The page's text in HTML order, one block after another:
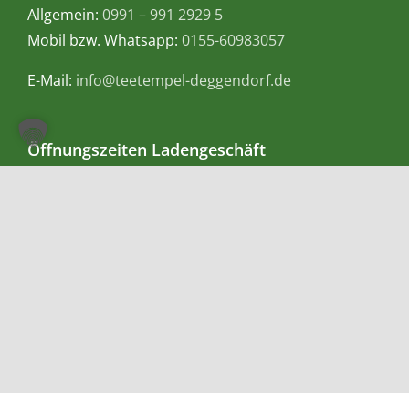
Allgemein: 0991 – 991 2929 5
Mobil bzw. Whatsapp: 0155-60983057
E-Mail: info@teetempel-deggendorf.de
Öffnungszeiten Ladengeschäft